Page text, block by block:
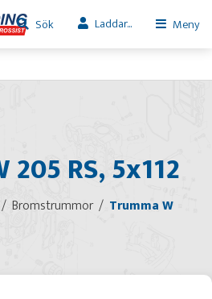
Sök Laddar... Meny
RS, 5x112
Bromstrummor
Trumma W